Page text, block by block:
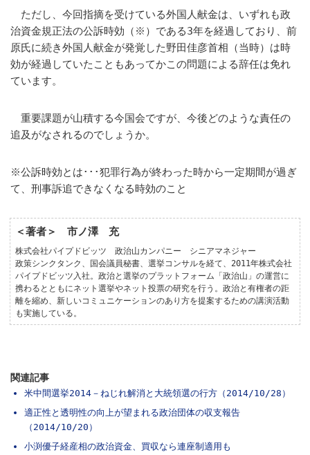
ただし、今回指摘を受けている外国人献金は、いずれも政
治資金規正法の公訴時効（※）である3年を経過しており、前
原氏に続き外国人献金が発覚した野田佳彦首相（当時）は時
効が経過していたこともあってかこの問題による辞任は免れ
ています。
重要課題が山積する今国会ですが、今後どのような責任の
追及がなされるのでしょうか。
※公訴時効とは･･･犯罪行為が終わった時から一定期間が過ぎ
て、刑事訴追できなくなる時効のこと
＜著者＞ 市ノ澤 充
株式会社パイプドビッツ 政治山カンパニー シニアマネジャー
政策シンクタンク、国会議員秘書、選挙コンサルを経て、2011年株式会社
パイプドビッツ入社。政治と選挙のプラットフォーム「政治山」の運営に
携わるとともにネット選挙やネット投票の研究を行う。政治と有権者の距
離を縮め、新しいコミュニケーションのあり方を提案するための講演活動
も実施している。
関連記事
米中間選挙2014－ねじれ解消と大統領選の行方（2014/10/28）
適正性と透明性の向上が望まれる政治団体の収支報告
（2014/10/20）
小渕優子経産相の政治資金、買収なら連座制適用も